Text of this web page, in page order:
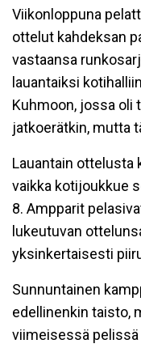
Viikonloppuna
ottelut kahdeksan
vastaansa
lauantaiksi
Kuhmoon, jossa oli
jatkoerätkin, mutta
Lauantain ottelusta
vaikka kotijoukkue
8. Ampparit
lukeutuvan
yksinkertaisesti
Sunnuntainen
edellinenkin taisto,
viimeisessä